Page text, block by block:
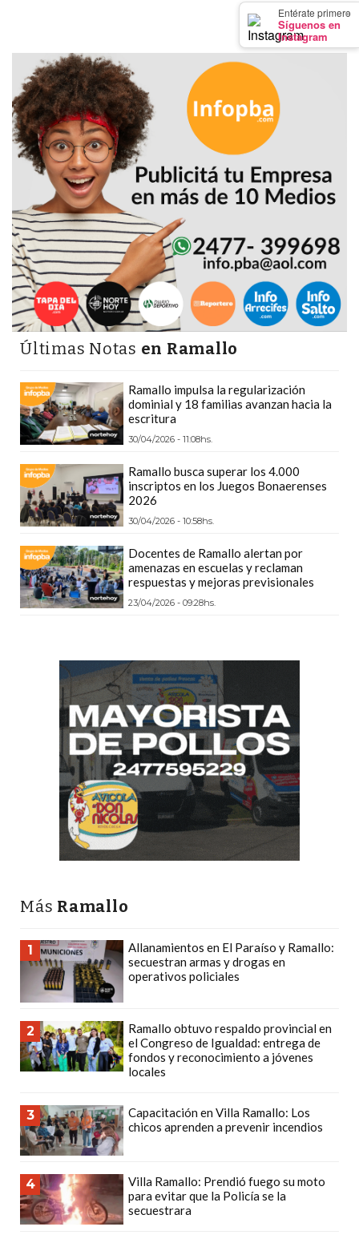
×
Entérate primero
Síguenos en
Instagram
PERGAMINO
LOS
MEJORES
PRECIOS
EN
SUPLEMENTOS
DEPORTIVOS
PERGAMINO
SUPLEMENTOS
DEPORTIVOS
EN
PERGAMINO:
LOS
MEJORES
WHEY
PROTEIN
EN
DÓNDE
COMPRAR
EL
GIMNASIO
DE
PERGAMINO
ONLINE
SUPLEMENTOS
DEPORTIVOS
PERGAMINO:
DÓNDE
COMPRAR
PROTEÍNA,
CREATINA
PRE
CON
ASESORAMIENTO
PROFESIONAL
QUÉ
ES
CHANGUITO.COM.AR
Y
FUNCIONA:
CREAR
TIENDAS
ONLINE
CON
PEDIDOS
Últimas Notas en Ramallo
Ramallo impulsa la regularización
dominial y 18 familias avanzan hacia la
escritura
30/04/2026 - 11:08hs.
Ramallo busca superar los 4.000
inscriptos en los Juegos Bonaerenses
2026
30/04/2026 - 10:58hs.
Docentes de Ramallo alertan por
amenazas en escuelas y reclaman
respuestas y mejoras previsionales
23/04/2026 - 09:28hs.
Más Ramallo
1
Allanamientos en El Paraíso y Ramallo:
secuestran armas y drogas en
operativos policiales
2
Ramallo obtuvo respaldo provincial en
el Congreso de Igualdad: entrega de
fondos y reconocimiento a jóvenes
locales
3
Capacitación en Villa Ramallo: Los
chicos aprenden a prevenir incendios
4
Villa Ramallo: Prendió fuego su moto
para evitar que la Policía se la
secuestrara